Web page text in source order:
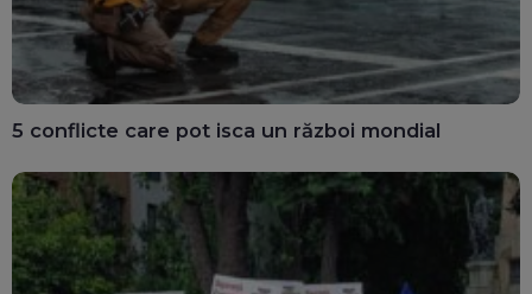
5 conflicte care pot isca un război mondial